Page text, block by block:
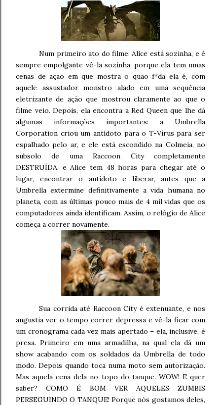
Num primeiro ato do filme, Alice está sozinha, e é
sempre empolgante vê-la sozinha, porque ela tem umas
cenas de ação em que mostra o quão f*da ela é, com
aquele assustador monstro alado em uma sequência
eletrizante de ação que mostrou claramente ao que o
filme veio. Depois, ela encontra a Red Queen que lhe dá
algumas informações importantes: a Umbrella
Corporation criou um antídoto para o T-Vírus para ser
espalhado pelo ar, e ele está escondido na Colmeia, no
subsolo de uma Raccoon City completamente
DESTRUÍDA, e Alice tem 48 horas para chegar até o
lugar, encontrar o antídoto e liberar, antes que a
Umbrella extermine definitivamente a vida humana no
planeta, com as últimas pouco mais de 4 mil vidas que os
computadores ainda identificam. Assim, o relógio de Alice
começa a correr novamente.
Sua corrida até Raccoon City é extenuante, e nos
angustia ver o tempo correr depressa e vê-la ficar com
um cronograma cada vez mais apertado – ela, inclusive, é
presa. Primeiro em uma armadilha, na qual ela dá um
show acabando com os soldados da Umbrella de todo
modo. Depois quando toca numa moto sem autorização.
Mas aquela cena dela no topo do tanque. WOW! E quer
saber? COMO É BOM VER AQUELES ZUMBIS
PERSEGUINDO O TANQUE! Porque nós gostamos deles,